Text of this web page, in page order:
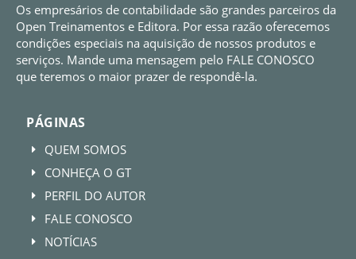
Os empresários de contabilidade são grandes parceiros da
Open Treinamentos e Editora. Por essa razão oferecemos
condições especiais na aquisição de nossos produtos e
serviços. Mande uma mensagem pelo FALE CONOSCO
que teremos o maior prazer de respondê-la.
PÁGINAS
E QUEM SOMOS
E CONHEÇA O GT
E PERFIL DO AUTOR
E FALE CONOSCO
E NOTÍCIAS